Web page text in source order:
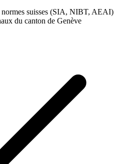
suisses (SIA, NIBT, AEAI)
du canton de Genève